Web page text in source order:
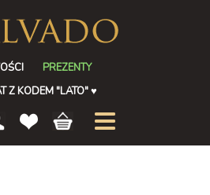
PREZENTY
Z KODEM "LATO"♥